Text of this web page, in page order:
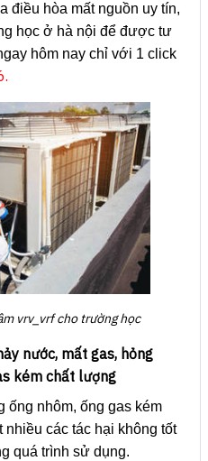
điều hòa mất nguồn uy tín,
học ở hà nội để được tư
hôm nay chỉ với 1 click
vrv_vrf cho trường học
nước, mất gas, hỏng
kém chất lượng
ống nhôm, ống gas kém
các tác hại không tốt
quá trình sử dụng.